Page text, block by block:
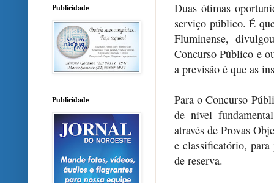
Duas ótimas
serviço público. É
Fluminense,
Concurso Público e
a previsão é que as
Para o Concurso
de nível
através de Provas
e classificatório, para
de reserva.
Publicidade
Publicidade